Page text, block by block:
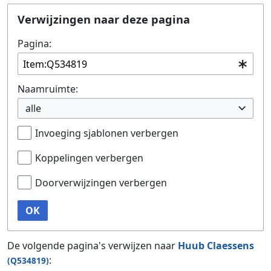
Ga naar:navigatie,zoeken
Verwijzingen naar deze pagina
Pagina:
Naamruimte:
alle
Invoeging sjablonen verbergen
Koppelingen verbergen
Doorverwijzingen verbergen
OK
De volgende pagina's verwijzen naar Huub Claessens
(Q534819):